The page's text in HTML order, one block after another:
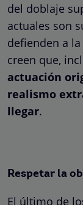
del doblaje
actuales son
defienden a
creen que,
actuación
realismo
llegar.
Respetar la
El último de